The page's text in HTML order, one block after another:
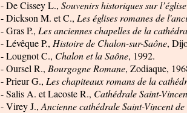
- De Cissey L., Souvenirs historiques sur
- Dickson M. et C., Les églises romanes de
- Gras P., Les anciennes chapelles de la
- Lévêque P., Histoire de Chalon-sur-Saône,
- Lougnot C., Chalon et la Saône, 1992.
- Oursel R., Bourgogne Romane, Zodiaque,
- Prieur G., Les chapiteaux romans de la
- Salis A. et Lacoste R., Cathédrale Saint-
- Virey J., Ancienne cathédrale Saint-Vincent